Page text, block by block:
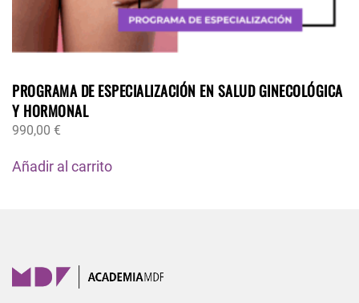
PROGRAMA DE ESPECIALIZACIÓN EN SALUD GINECOLÓGICA
Y HORMONAL
990,00 €
Añadir al carrito